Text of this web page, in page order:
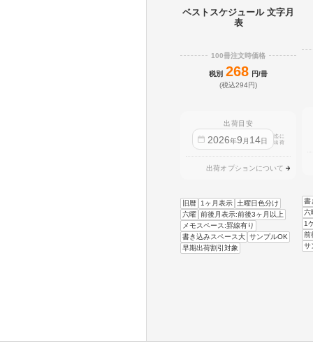
ベストスケジュール 文字月
表
100冊注文時価格
税別 268 円/冊
(税込294円)
出荷目安
2026年9 月 14日
迄に
出荷
出荷オプションについて
旧暦 1ヶ月表示
土曜日色分け
六曜 前後月表示:前後3ヶ月以上
メモスペース:罫線有り
書き込みスペース大 サンプルOK
早期出荷割引対象
書
六
1
前
サ